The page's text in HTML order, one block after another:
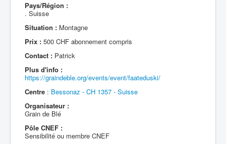
Pays/Région :
. Suisse
Situation : Montagne
Prix : 500 CHF abonnement compris
Contact : Patrick
Plus d'info :
https://graindeble.org/events/event/faateduski/
Centre : Bessonaz - CH 1357 - Suisse
Organisateur :
Grain de Blé
Pôle CNEF :
Sensibilité ou membre CNEF